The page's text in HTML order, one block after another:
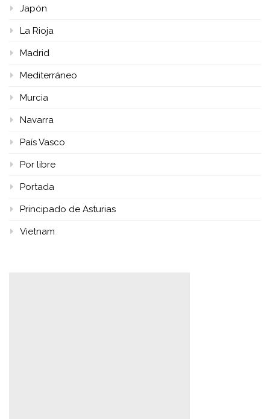
Japón
La Rioja
Madrid
Mediterráneo
Murcia
Navarra
País Vasco
Por libre
Portada
Principado de Asturias
Vietnam